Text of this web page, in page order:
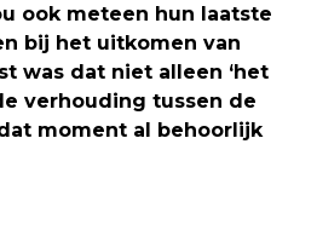
ook meteen hun laatste
bij het uitkomen van
was dat niet alleen ‘het
verhouding tussen de
moment al behoorlijk